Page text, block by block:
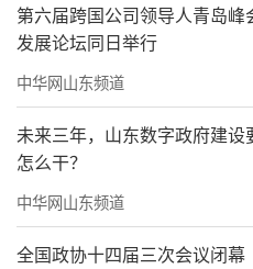
第六届跨国公司领导人青岛
发展论坛同日举行
中华网山东频道
未来三年，山东数字政府建设
怎么干？
中华网山东频道
全国政协十四届三次会议闭幕